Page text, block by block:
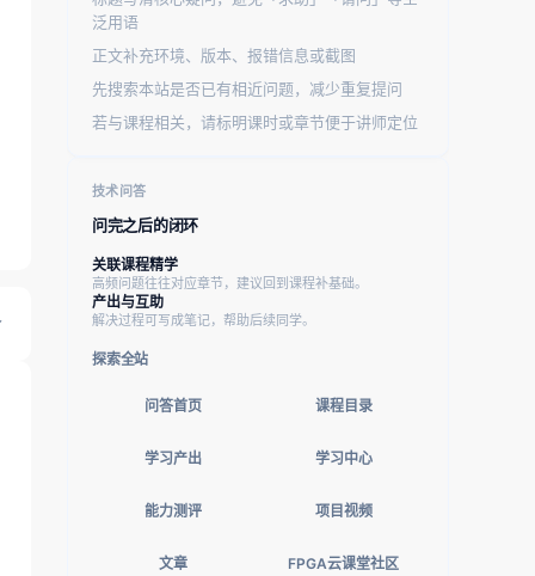
泛用语
正文补充环境、版本、报错信息或截图
先搜索本站是否已有相近问题，减少重复提问
若与课程相关，请标明课时或章节便于讲师定位
技术问答
问完之后的闭环
关联课程精学
高频问题往往对应章节，建议回到课程补基础。
产出与互助
解决过程可写成笔记，帮助后续同学。
探索全站
问答首页 课程目录
学习产出 学习中心
能力测评 项目视频
文章 FPGA云课堂社区